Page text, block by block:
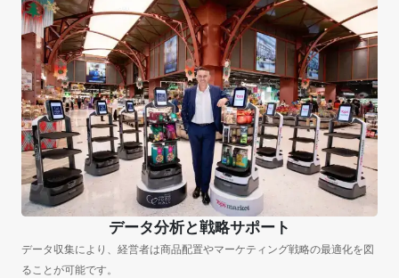
データ分析と戦略サポート
データ収集により、経営者は商品配置やマーケティング戦略の最適化を図
ることが可能です。